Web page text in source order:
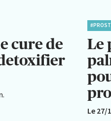
cure de
Le
Le 27/